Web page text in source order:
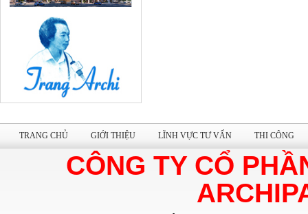
TRANG CHỦ GIỚI THIỆU LĨNH VỰC TƯ VẤN THI CÔNG
CÔNG TY CỔ